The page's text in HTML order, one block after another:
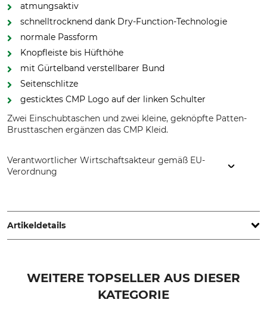
atmungsaktiv
schnelltrocknend dank Dry-Function-Technologie
normale Passform
Knopfleiste bis Hüfthöhe
mit Gürtelband verstellbarer Bund
Seitenschlitze
gesticktes CMP Logo auf der linken Schulter
Zwei Einschubtaschen und zwei kleine, geknöpfte Patten-
Brusttaschen ergänzen das CMP Kleid.
Verantwortlicher Wirtschaftsakteur gemäß EU-
Verordnung
d'Ezzelino (Vicenza), Italy, www.campagnolo.it
Artikeldetails
Waschen
WEITERE TOPSELLER AUS DIESER
KATEGORIE